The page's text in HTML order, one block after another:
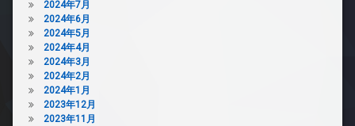
2024年7月
2024年6月
2024年5月
2024年4月
2024年3月
2024年2月
2024年1月
2023年12月
2023年11月